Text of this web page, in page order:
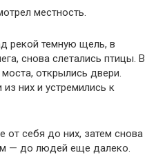
местность.
рекой темную щель, в
снова слетались птицы. В
открылись двери.
них и устремились к
от себя до них, затем снова
— до людей еще далеко.